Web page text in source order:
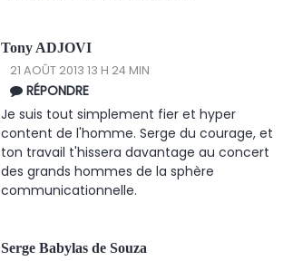
Tony ADJOVI
21 AOÛT 2013 13 H 24 MIN
RÉPONDRE
Je suis tout simplement fier et hyper
content de l'homme. Serge du courage, et
ton travail t'hissera davantage au concert
des grands hommes de la sphère
communicationnelle.
Serge Babylas de Souza